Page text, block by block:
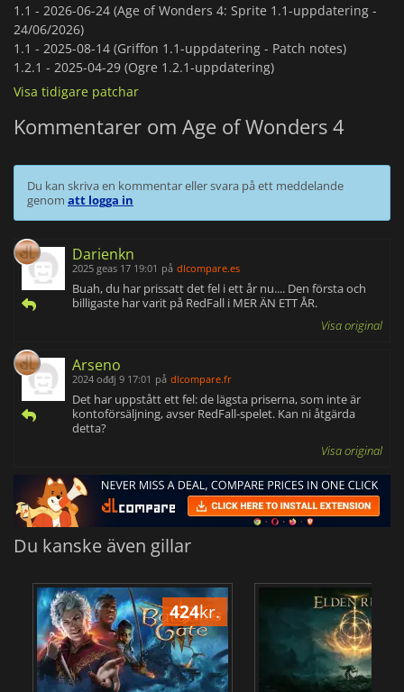
1.1 - 2026-06-24 (Age of Wonders 4: Sprite 1.1-uppdatering -
24/06/2026)
1.1 - 2025-08-14 (Griffon 1.1-uppdatering - Patch notes)
1.2.1 - 2025-04-29 (Ogre 1.2.1-uppdatering)
Visa tidigare patchar
Kommentarer om Age of Wonders 4
Du kan skriva en kommentar eller svara på ett meddelande
genom att logga in
Darienkn
2025 geas 17 19:01 på dlcompare.es
Buah, du har prissatt det fel i ett år nu.... Den första och
billigaste har varit på RedFall i MER ÄN ETT ÅR.
Visa original
Arseno
2024 ođđj 9 17:01 på dlcompare.fr
Det har uppstått ett fel: de lägsta priserna, som inte är
kontoförsäljning, avser RedFall-spelet. Kan ni åtgärda
detta?
Visa original
Du kanske även gillar
424kr.